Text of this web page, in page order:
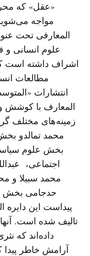
«عقل» که
مواجه
المعارفی تحت
اشراف داشته است
انتشارات
المعارف با کوشش
زمینه‌های مختلف
محمد تمالدو
بخش علوم
اجتماعی،
محمد سبیلا و
حدجامی بخش
تالیف شده است.
داده‌اند که
آرامش خاطر پیدا